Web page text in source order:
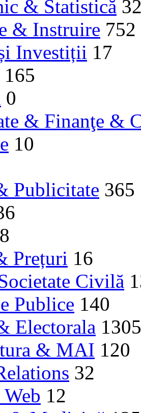
& Statistică
& Instruire 752
Investiții 17
165
0
& Finanţe &
10
Publicitate 365
8
Prețuri 16
Civilă
Publice 140
Electorala 1305
& MAI 120
32
Web 12